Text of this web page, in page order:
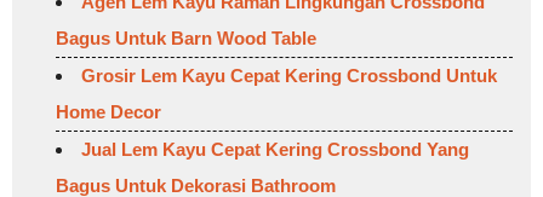
Bagus Untuk Barn Wood Table
Grosir Lem Kayu Cepat Kering Crossbond Untuk
Home Decor
Jual Lem Kayu Cepat Kering Crossbond Yang
Bagus Untuk Dekorasi Bathroom